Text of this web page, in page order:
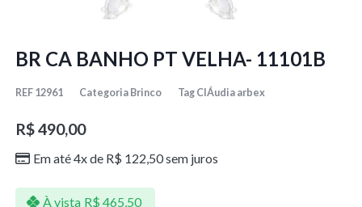
BR CA BANHO PT VELHA- 11101B
REF 12961 Categoria Brinco Tag ClÁudia arbex
R$490,00
Em até 4x de R$ 122,50sem juros
À vista R$ 465,50